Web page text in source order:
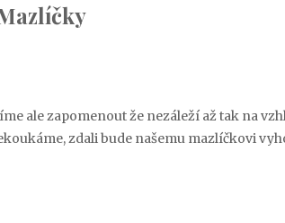
ale zapomenout že nezáleží až tak na
zdali bude našemu mazlíčkovi